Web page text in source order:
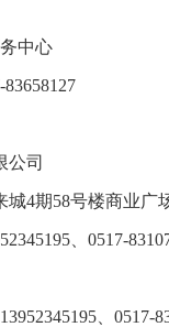
中心
公司
4期58号楼商业广
、0517-
、0517-